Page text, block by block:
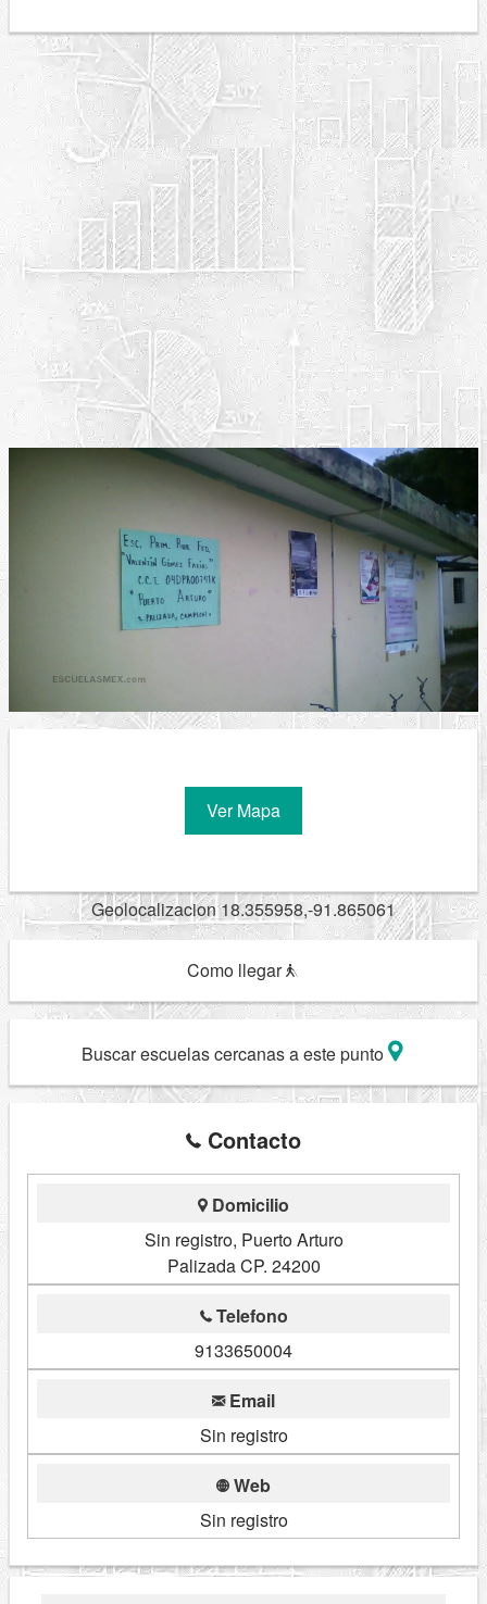
Ver Mapa
Geolocalizacion 18.355958,-91.865061
Como llegar
Buscar escuelas cercanas a este punto
Contacto
Domicilio
Sin registro, Puerto Arturo
Palizada CP. 24200
Telefono
9133650004
Email
Sin registro
Web
Sin registro